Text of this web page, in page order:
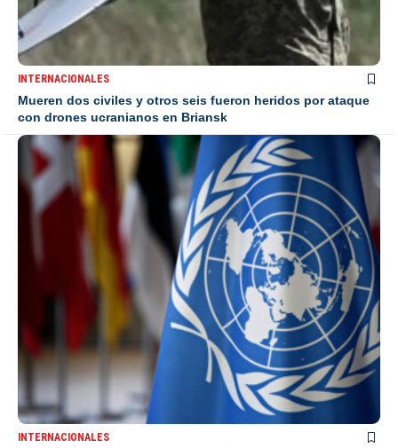
INTERNACIONALES
Mueren dos civiles y otros seis fueron heridos por ataque
con drones ucranianos en Briansk
INTERNACIONALES